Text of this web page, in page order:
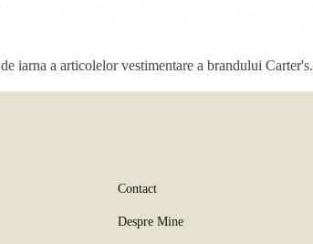
iarna a articolelor vestimentare a brandului Carter's.
Contact
Despre Mine